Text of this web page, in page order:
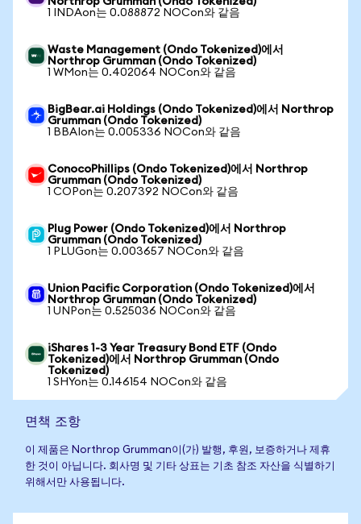
1 INDAon는 0.088872 NOCon와 같음
Waste Management (Ondo Tokenized)에서
Northrop Grumman (Ondo Tokenized)
1 WMon는 0.402064 NOCon와 같음
BigBear.ai Holdings (Ondo Tokenized)에서 Northrop
Grumman (Ondo Tokenized)
1 BBAIon는 0.005336 NOCon와 같음
ConocoPhillips (Ondo Tokenized)에서 Northrop
Grumman (Ondo Tokenized)
1 COPon는 0.207392 NOCon와 같음
Plug Power (Ondo Tokenized)에서 Northrop
Grumman (Ondo Tokenized)
1 PLUGon는 0.003657 NOCon와 같음
Union Pacific Corporation (Ondo Tokenized)에서
Northrop Grumman (Ondo Tokenized)
1 UNPon는 0.525036 NOCon와 같음
iShares 1-3 Year Treasury Bond ETF (Ondo
Tokenized)에서 Northrop Grumman (Ondo
Tokenized)
1 SHYon는 0.146154 NOCon와 같음
면책 조항
이 제품은 Northrop Grumman이(가) 발행, 후원, 보증하거나 제휴
한 것이 아닙니다. 회사명 및 기타 상표는 기초 참조 자산을 식별하기
위해서만 사용됩니다.